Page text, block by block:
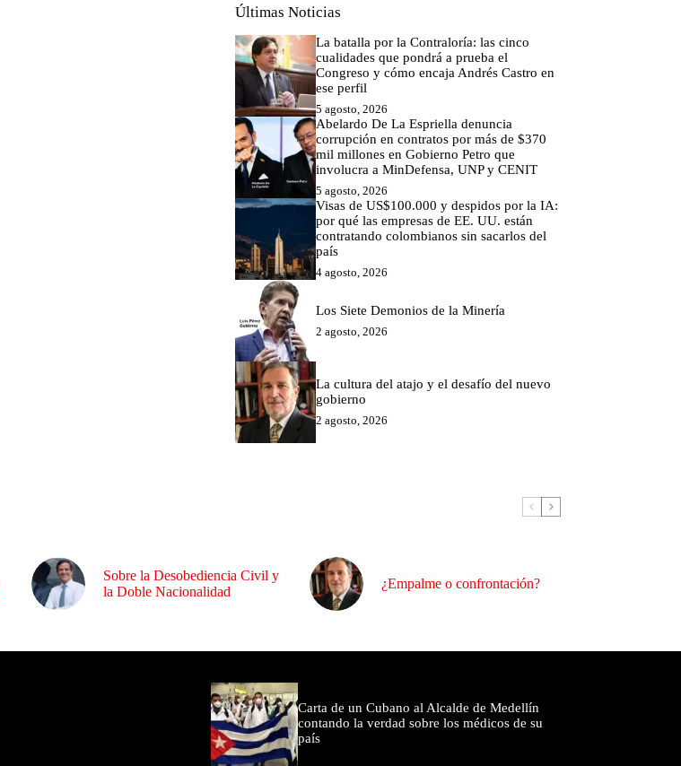
Últimas Noticias
La batalla por la Contraloría: las cinco
cualidades que pondrá a prueba el
Congreso y cómo encaja Andrés Castro en
ese perfil
5 agosto, 2026
Abelardo De La Espriella denuncia
corrupción en contratos por más de $370
mil millones en Gobierno Petro que
involucra a MinDefensa, UNP y CENIT
5 agosto, 2026
Visas de US$100.000 y despidos por la IA:
por qué las empresas de EE. UU. están
contratando colombianos sin sacarlos del
país
4 agosto, 2026
Los Siete Demonios de la Minería
2 agosto, 2026
La cultura del atajo y el desafío del nuevo
gobierno
2 agosto, 2026
Sobre la Desobediencia Civil y
la Doble Nacionalidad
¿Empalme o confrontación?
Carta de un Cubano al Alcalde de Medellín
contando la verdad sobre los médicos de su
país